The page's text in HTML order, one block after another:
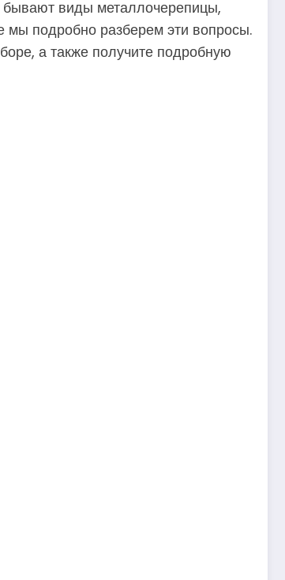
бывают виды металлочерепицы,
мы подробно разберем эти вопросы.
а также получите подробную